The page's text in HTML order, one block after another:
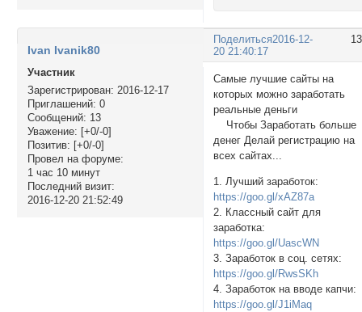
Поделиться2016-12-
20 21:40:17
Ivan Ivanik80
Участник
Зарегистрирован: 2016-12-17
Приглашений: 0
Сообщений: 13
Уважение: [+0/-0]
Позитив: [+0/-0]
Провел на форуме:
1 час 10 минут
Последний визит:
2016-12-20 21:52:49
Самые лучшие сайты на
которых можно заработать
реальные деньги
Чтобы Заработать больше
денег Делай регистрацию на
всех сайтах...
1. Лучший заработок:
https://goo.gl/xAZ87a
2. Классный сайт для
заработка:
https://goo.gl/UascWN
3. Заработок в соц. сетях:
https://goo.gl/RwsSKh
4. Заработок на вводе капчи:
https://goo.gl/J1iMaq